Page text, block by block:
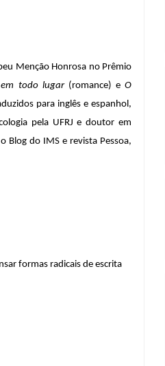
Menção Honrosa no Prêmio
todo lugar (romance) e O
para inglês e espanhol,
pela UFRJ e doutor em
Blog do IMS e revista Pessoa,
formas radicais de escrita